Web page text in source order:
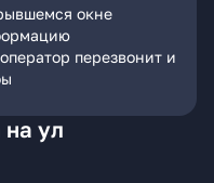
окне
перезвонит и
ул